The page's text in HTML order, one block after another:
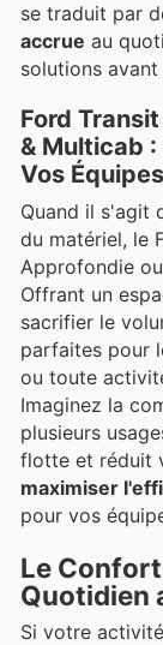
se traduit par
accrue au
solutions
Ford
& Multicab
Vos Équipes
Quand il s'agit
du matériel, le
Approfondie
Offrant un
sacrifier le
parfaites pour
ou toute
Imaginez la
plusieurs
flotte et réduit
maximiser
pour vos
Le
Quotidien
Si votre